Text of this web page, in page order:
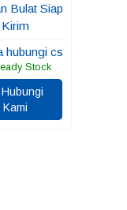
Bulat Siap
Kirim
hubungi cs
Stock
Kami